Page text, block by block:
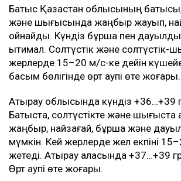
Ulysmedia.kz ЖИ
Синоптиктер 10 тамызға
өңірінде ауа райына байланысты
ТАҒЫ ДА ОҚЫҢЫЗДАР
Қазақстанда үш күн бойы аптап
Алматы мен Астана тұрғындарына